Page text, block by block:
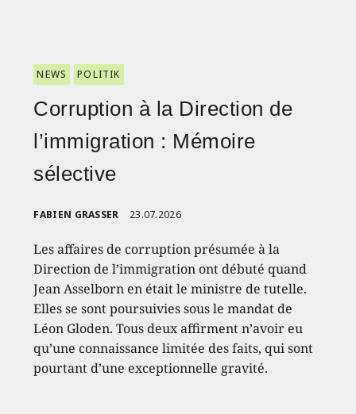
NEWS POLITIK
Corruption à la Direction de
l’immigration : Mémoire
sélective
FABIEN GRASSER 23.07.2026
Les affaires de corruption présumée à la
Direction de l’immigration ont débuté quand
Jean Asselborn en était le ministre de tutelle.
Elles se sont poursuivies sous le mandat de
Léon Gloden. Tous deux affirment n’avoir eu
qu’une connaissance limitée des faits, qui sont
pourtant d’une exceptionnelle gravité.